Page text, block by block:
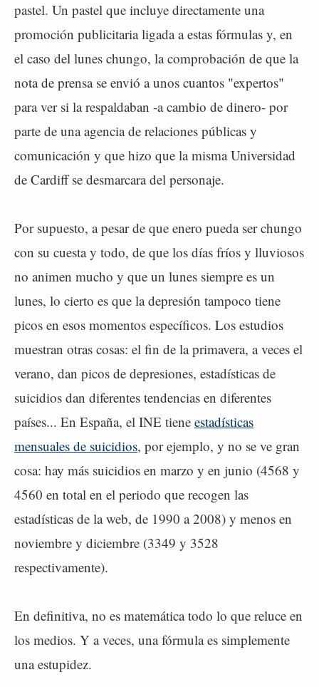
pastel. Un pastel que incluye directamente una
promoción publicitaria ligada a estas fórmulas y, en
el caso del lunes chungo, la comprobación de que la
nota de prensa se envió a unos cuantos "expertos"
para ver si la respaldaban -a cambio de dinero- por
parte de una agencia de relaciones públicas y
comunicación y que hizo que la misma Universidad
de Cardiff se desmarcara del personaje.
Por supuesto, a pesar de que enero pueda ser chungo
con su cuesta y todo, de que los días fríos y lluviosos
no animen mucho y que un lunes siempre es un
lunes, lo cierto es que la depresión tampoco tiene
picos en esos momentos específicos. Los estudios
muestran otras cosas: el fin de la primavera, a veces el
verano, dan picos de depresiones, estadísticas de
suicidios dan diferentes tendencias en diferentes
países... En España, el INE tiene estadísticas
mensuales de suicidios, por ejemplo, y no se ve gran
cosa: hay más suicidios en marzo y en junio (4568 y
4560 en total en el periodo que recogen las
estadísticas de la web, de 1990 a 2008) y menos en
noviembre y diciembre (3349 y 3528
respectivamente).
En definitiva, no es matemática todo lo que reluce en
los medios. Y a veces, una fórmula es simplemente
una estupidez.